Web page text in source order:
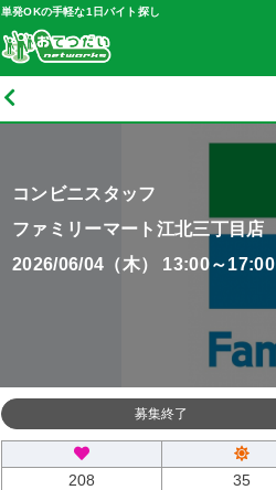
単発OKの手軽な1日バイト探し
コンビニスタッフ
ファミリーマート江北三丁目店
2026/06/04（木） 13:00～17:00
募集終了
208 35